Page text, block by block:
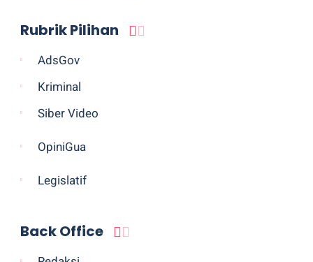
Rubrik Pilihan
AdsGov
Kriminal
Siber Video
OpiniGua
Legislatif
Back Office